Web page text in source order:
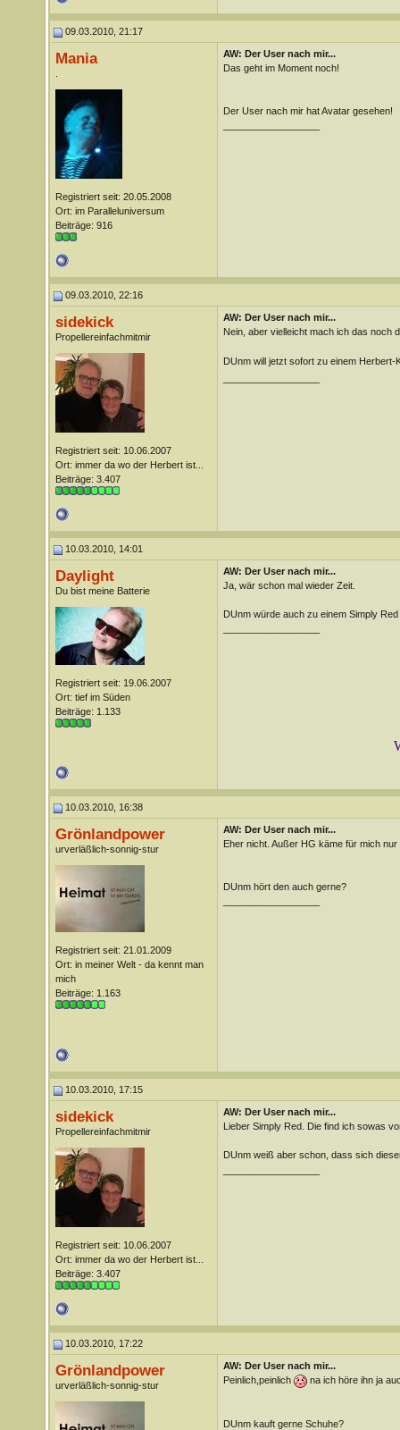
09.03.2010, 21:17
Mania
Registriert seit: 20.05.2008
Ort: im Paralleluniversum
Beiträge: 916
AW: Der User nach mir...
Das geht im Moment noch!
Der User nach mir hat Avatar gesehen!
09.03.2010, 22:16
sidekick
Propellereinfachmitmir
Registriert seit: 10.06.2007
Ort: immer da wo der Herbert ist...
Beiträge: 3.407
AW: Der User nach mir...
Nein, aber vielleicht mach ich das noch
DUnm will jetzt sofort zu einem Herbert-
10.03.2010, 14:01
Daylight
Du bist meine Batterie
Registriert seit: 19.06.2007
Ort: tief im Süden
Beiträge: 1.133
AW: Der User nach mir...
Ja, wär schon mal wieder Zeit.
DUnm würde auch zu einem Simply
10.03.2010, 16:38
Grönlandpower
urverläßlich-sonnig-stur
Registriert seit: 21.01.2009
Ort: in meiner Welt - da kennt man
mich
Beiträge: 1.163
AW: Der User nach mir...
Eher nicht. Außer HG käme für mich
DUnm hört den auch gerne?
10.03.2010, 17:15
sidekick
Propellereinfachmitmir
Registriert seit: 10.06.2007
Ort: immer da wo der Herbert ist...
Beiträge: 3.407
AW: Der User nach mir...
Lieber Simply Red. Die find ich sowas
DUnm weiß aber schon, dass sich
10.03.2010, 17:22
Grönlandpower
urverläßlich-sonnig-stur
AW: Der User nach mir...
Peinlich,peinlich
na ich höre ihn ja
DUnm kauft gerne Schuhe?